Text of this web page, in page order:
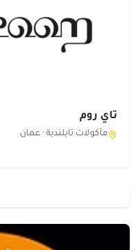
تاي روم
مأكولات تايلندية · عمان